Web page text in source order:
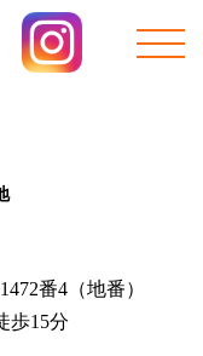
番4（地番）
歩15分